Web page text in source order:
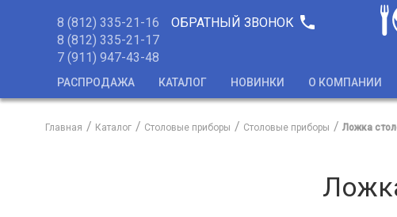
8 (812) 335-21-16
8 (812) 335-21-17
7 (911) 947-43-48
ОБРАТНЫЙ ЗВОНОК phone
РАСПРОДАЖА КАТАЛОГ НОВИНКИ О КОМПАНИИ
Главная Каталог Столовые приборы Столовые приборы Ложка